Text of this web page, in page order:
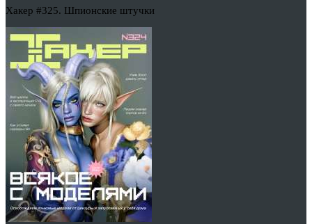
Хакер #325. Шпионские штучки